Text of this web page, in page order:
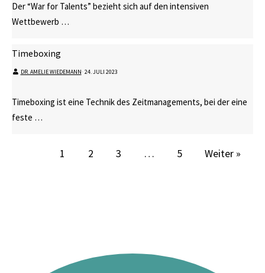
Der “War for Talents” bezieht sich auf den intensiven
Wettbewerb …
Timeboxing
DR. AMELIE WIEDEMANN⋅ 24. JULI 2023
Timeboxing ist eine Technik des Zeitmanagements, bei der eine
feste …
1 2 3 … 5 Weiter »